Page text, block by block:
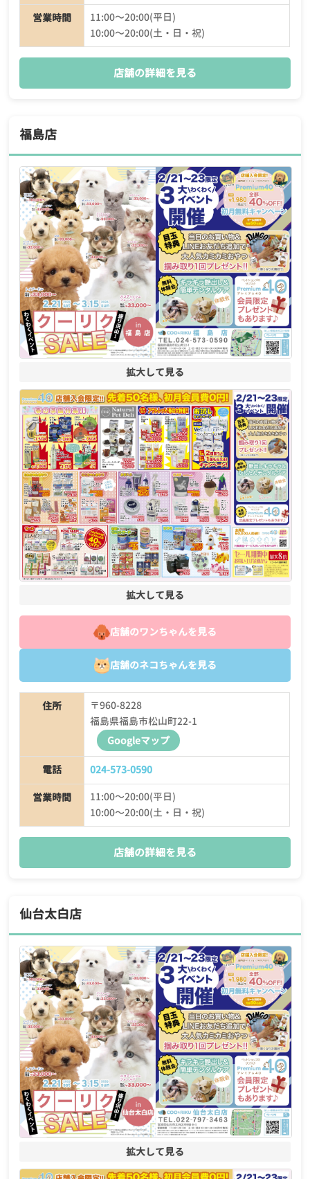
営業時間
11:00〜20:00(平日)
10:00〜20:00(土・日・祝)
店舗の詳細を見る
福島店
拡大して見る
拡大して見る
店舗のワンちゃんを見る
店舗のネコちゃんを見る
住所
〒960-8228
福島県福島市松山町22-1
Googleマップ
電話
024-573-0590
営業時間
11:00〜20:00(平日)
10:00〜20:00(土・日・祝)
店舗の詳細を見る
仙台太白店
拡大して見る